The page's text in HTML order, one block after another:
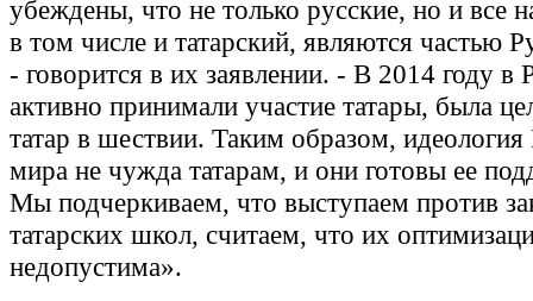
убеждены, что не только русские, но и все
в том числе и татарский, являются частью
- говорится в их заявлении. - В 2014 году в
активно принимали участие татары, была
татар в шествии. Таким образом, идеология
мира не чужда татарам, и они готовы ее
Мы подчеркиваем, что выступаем против
татарских школ, считаем, что их
недопустима».